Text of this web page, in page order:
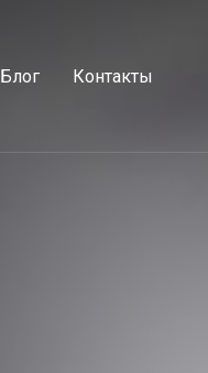
Блог Контакты